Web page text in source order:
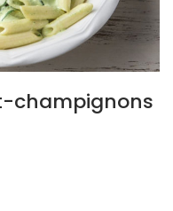
champignons